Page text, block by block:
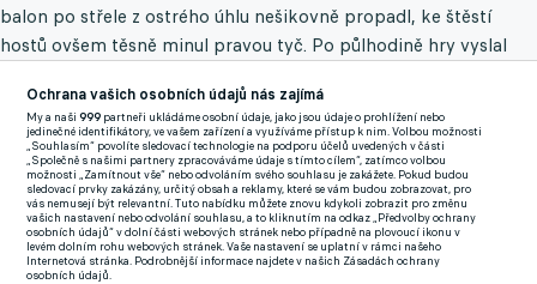
balon po střele z ostrého úhlu nešikovně propadl, ke štěstí
hostů ovšem těsně minul pravou tyč. Po půlhodině hry vyslal
Wirtze, po jehož centru do šestnáctky však Jeremie Frimpong
zamířil mimo tři tyče. Krátce před pauzou předvedl hrubku v
rozehrávce gólman Andrej Luňov, když postrčil míč přímo na
zaskočeného Iglesiase, který místo zakončení do prázdné brány
zvolil přihrávku na spoluhráče v ofsajdu.
Chvíli po návratu z kabin mohl vedení na stranu Bayeru
Ochrana vašich osobních údajů nás zajímá
My a naši999 partneři ukládáme osobní údaje, jako jsou údaje o prohlížení nebo
jedinečné identifikátory, ve vašem zařízení a využíváme přístup k nim. Volbou možnosti
„Souhlasím“ povolíte sledovací technologie na podporu účelů uvedených v části
„Společně s našimi partnery zpracováváme údaje s tímto cílem“, zatímco volbou
možnosti „Zamítnout vše“ nebo odvoláním svého souhlasu je zakážete. Pokud budou
sledovací prvky zakázány, určitý obsah a reklamy, které se vám budou zobrazovat, pro
vás nemusejí být relevantní. Tuto nabídku můžete znovu kdykoli zobrazit pro změnu
vašich nastavení nebo odvolání souhlasu, a to kliknutím na odkaz „Předvolby ochrany
osobních údajů“ v dolní části webových stránek nebo případně na plovoucí ikonu v
levém dolním rohu webových stránek. Vaše nastavení se uplatní v rámci našeho
Internetová stránka. Podrobnější informace najdete v našich Zásadách ochrany
osobních údajů.